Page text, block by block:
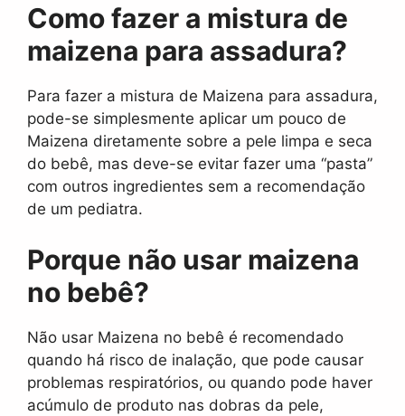
Como fazer a mistura de
maizena para assadura?
Para fazer a mistura de Maizena para assadura,
pode-se simplesmente aplicar um pouco de
Maizena diretamente sobre a pele limpa e seca
do bebê, mas deve-se evitar fazer uma “pasta”
com outros ingredientes sem a recomendação
de um pediatra.
Porque não usar maizena
no bebê?
Não usar Maizena no bebê é recomendado
quando há risco de inalação, que pode causar
problemas respiratórios, ou quando pode haver
acúmulo de produto nas dobras da pele,